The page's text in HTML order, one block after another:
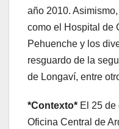
año 2010.
como el Hospital de
Pehuenche y los
resguardo de la
de Longaví, entre
*Contexto* El 25 de
Oficina Central de